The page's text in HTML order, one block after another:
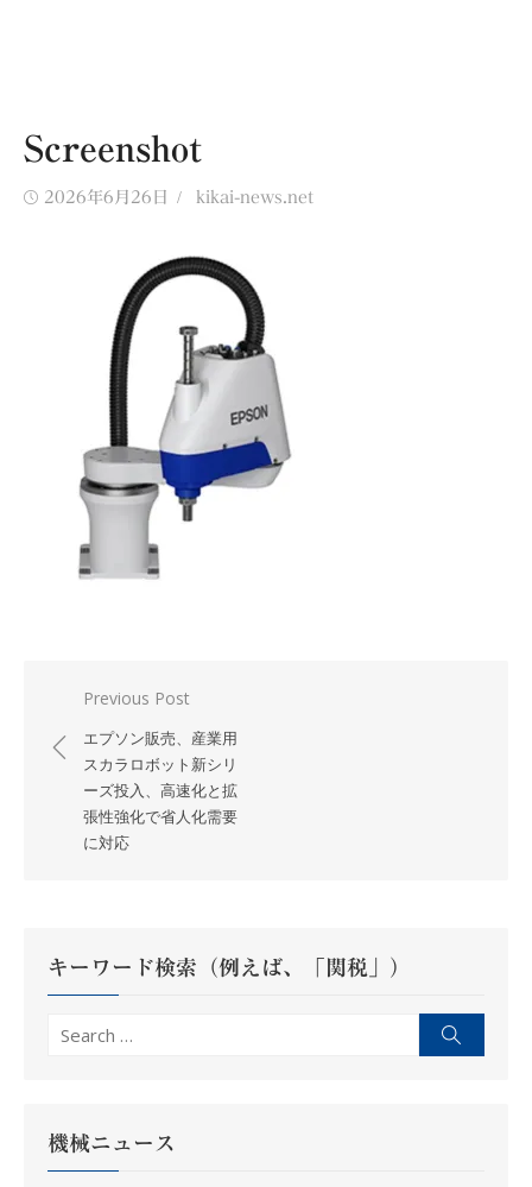
Screenshot
Posted
2026年6月26日 Author
kikai-news.net
稿
ナ
ン
Previous Post
エプソン販売、産業用
スカラロボット新シリ
ーズ投入、高速化と拡
張性強化で省人化需要
に対応
キーワード検索（例えば、「関税」）
Search
機械ニュース